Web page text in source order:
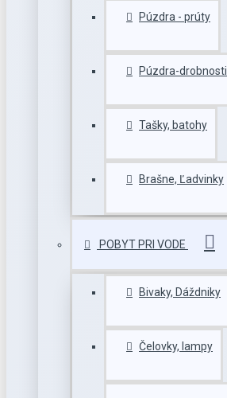
Púzdra - prúty
Púzdra-drobnosti
Tašky, batohy
Brašne, Ľadvinky
POBYT PRI VODE
Bivaky, Dáždniky
Čelovky, lampy